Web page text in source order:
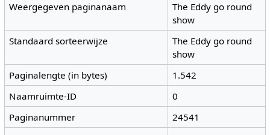
Weergegeven paginanaam
The Eddy go round
show
Standaard sorteerwijze
The Eddy go round
show
Paginalengte (in bytes)
1.542
Naamruimte-ID
0
Paginanummer
24541